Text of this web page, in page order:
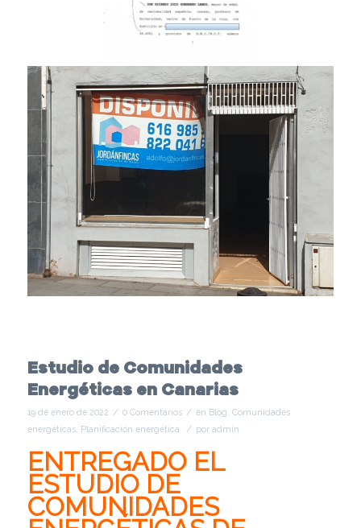
Estudio de Comunidades
Energéticas en Canarias
19 de enero de 2022 / 0 Comentarios / en Blog Comunidades
energéticas, Planificación energética / por admin
ENTREGADO EL
ESTUDIO DE
COMUNIDADES